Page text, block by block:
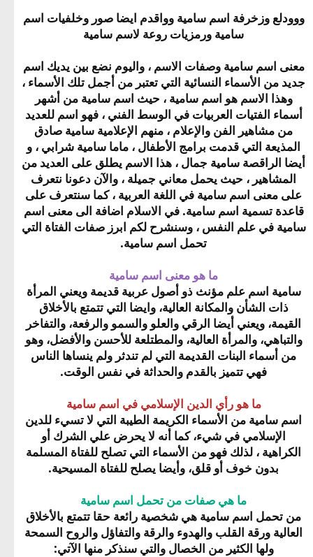
ووودلع وزخرفة اسم سامية وواقدم ايضا صور وخلفيات اسم
سامية ورمزيات روعة لاسم سامية
معنى اسم سامية وصفات الاسم ، واليوم نضع بين يديك اسم
جديد من الأسماء النسائية التي تعتبر من أجمل تلك الأسماء ،
وهذا الاسم هو اسم سامية ، حيث اسم سامية من أشهر
أسماء الفتيات العربيات في الوسط الفني ، فهو اسم للعديد
من مشاهير الفن والإعلام ، منهم الإعلامية سامية صادق
المذيعة التي قدمت برامج الأطفال ، ماما سامية شرابي ، و
أيضا الراقصة سامية جمال ، هذا الاسم يطلق على العديد من
المشاهير ، حيث يحمل معاني جميلة ، والآن دعونا نتعرف
على معنى اسم سامية في اللغة العربية ، كما سنتعرف على
قاعدة تسمية اسم سامية. في الاسلام اضافة الى معنى اسم
سامية في علم النفس ، وسنشرح لكم ابرز صفات الفتاة التي
تحمل اسم سامية.
ما هو معنى اسم سامية
سامية اسم علم مؤنث ذو أصول عربية قديمة ويعني المرأة
ذات الشأن والمكانة العالية، وايضا التي تتمتع بالأخلاق
القيمة، ويعني أيضا الرقي والعلو والسمو والرفعة، والتفاخر
والتباهي، والمرأة العالية، والمطتلعة للأحسن والأفضل، وهو
من أسماء البنات القديمة التي لم تندثر ولم ينساها الناس
فهي تتميز بالقدم والحداثة في نفس الوقت.
ما هو رأي الدين الإسلامي في اسم سامية
اسم سامية من الأسماء الكريمة الطيبة التي لا تسيء للدين
الإسلامي في شيء، كما أنه لا يحرض علي الشرك أو
الكراهية ، لذلك فهو من الأسماء التي تصلح للفتاة المسلمة
بدون خوف أو قلق، وأيضا يصلح للفتاة المسيحية.
ما هي صفات من تحمل اسم سامية
من تحمل اسم سامية هي شخصية رائعة حقا تتمتع بالأخلاق
العالية ورقة القلب والهدوء والرقة والتفاؤل والروح السمحة
ولها الكثير من الخصال والتي سنذكر منها الآتي: